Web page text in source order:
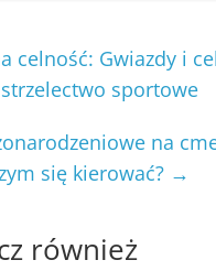
celność: Gwiazdy i
sportowe
na
się kierować? →
również